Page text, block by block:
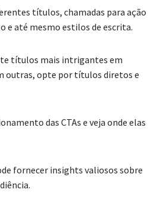
títulos, chamadas para ação
e até mesmo estilos de escrita.
títulos mais intrigantes em
outras, opte por títulos diretos e
das CTAs e veja onde elas
fornecer insights valiosos sobre